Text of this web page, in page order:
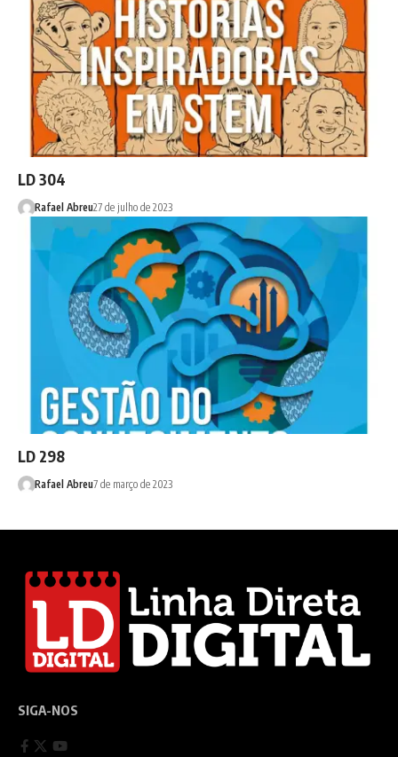
LD 304
Rafael Abreu27 de julho de 2023
LD 298
Rafael Abreu7 de março de 2023
SIGA-NOS